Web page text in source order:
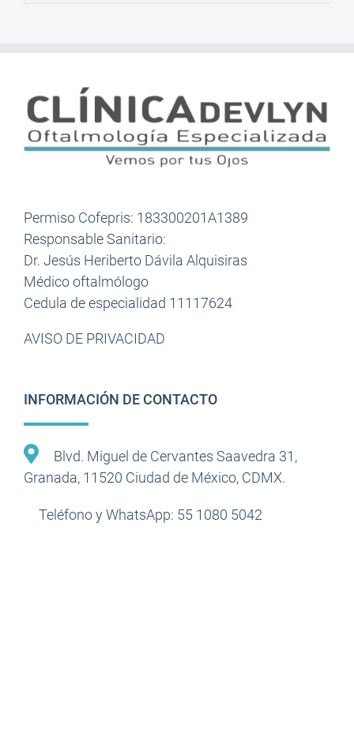
Permiso Cofepris: 183300201A1389
Responsable Sanitario:
Dr. Jesús Heriberto Dávila Alquisiras
Médico oftalmólogo
Cedula de especialidad 11117624
AVISO DE PRIVACIDAD
INFORMACIÓN DE CONTACTO
Blvd. Miguel de Cervantes Saavedra 31,
Granada, 11520 Ciudad de México, CDMX.
Teléfono y WhatsApp: 55 1080 5042